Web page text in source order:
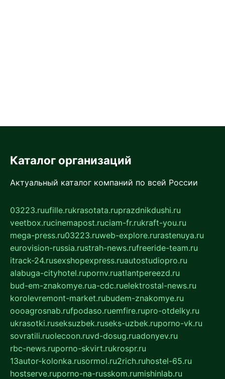
Каталог организаций
Актуальный каталог компаний по всей России
03223.ruufille.rukrasotata.ruprazdnikdushi.ru
veetbox.rucinemapost.ruciam-fr.rukraft-you.ru
mega-press.ru03223.ruweb-explore.rurastenuya.ru
eurovision-russia.rustrah-news.rufreeride-team.ru
itrack-24.rusexshopexpress.ruautostudiopro.ru
alabuga-cityhotel.rupornv.ruatlantpereezd.ru
bud-em-znakomye.rua-cdc.ruelektrostal-news.ru
korolevremont-market.rubudem-znakomye.ru
oooagrosnab.rufpodaso.ruemfire.rupro-otdelky.ru
ukrasotki.ruseksuzbek.ruseks-uzbek.ruporno-vk.ru
sovratili.ruolecoon.ruvd-dosug.ruadonyev.ru
rbc-news.ruporno-skvirt.rukrospr.ru
13autor-kolonka.rusormol.ru2rich.ruhostel-65.ru
hostserve.ruporno-na-russkom.rumishinlab.ru